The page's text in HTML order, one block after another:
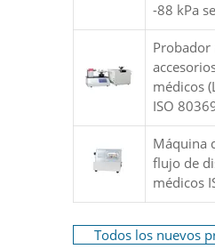
-88 kPa
Probador
médicos
ISO
Máquina
flujo de
médicos
Todos los nuevos